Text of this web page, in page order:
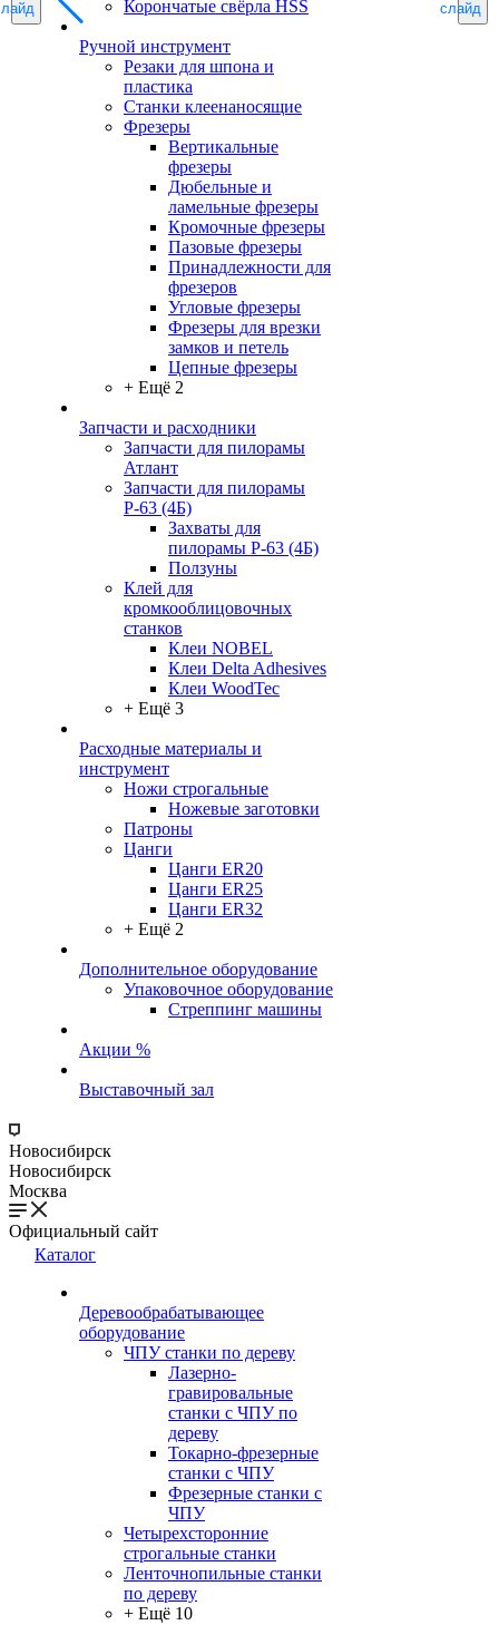
Корончатые свёрла HSS
Ручной инструмент
Резаки для шпона и
пластика
Станки клеенаносящие
Фрезеры
Вертикальные
фрезеры
Дюбельные и
ламельные фрезеры
Кромочные фрезеры
Пазовые фрезеры
Принадлежности для
фрезеров
Угловые фрезеры
Фрезеры для врезки
замков и петель
Цепные фрезеры
+ Ещё 2
Запчасти и расходники
Запчасти для пилорамы
Атлант
Запчасти для пилорамы
Р-63 (4Б)
Захваты для
пилорамы Р-63 (4Б)
Ползуны
Клей для
кромкооблицовочных
станков
Клеи NOBEL
Клеи Delta Adhesives
Клеи WoodTec
+ Ещё 3
Расходные материалы и
инструмент
Ножи строгальные
Ножевые заготовки
Патроны
Цанги
Цанги ER20
Цанги ER25
Цанги ER32
+ Ещё 2
Дополнительное оборудование
Упаковочное оборудование
Стреппинг машины
Акции %
Выставочный зал
Новосибирск
Новосибирск
Москва
Официальный сайт
Каталог
Деревообрабатывающее
оборудование
ЧПУ станки по дереву
Лазерно-
гравировальные
станки с ЧПУ по
дереву
Токарно-фрезерные
станки с ЧПУ
Фрезерные станки с
ЧПУ
Четырехсторонние
строгальные станки
Ленточнопильные станки
по дереву
+ Ещё 10
слайд